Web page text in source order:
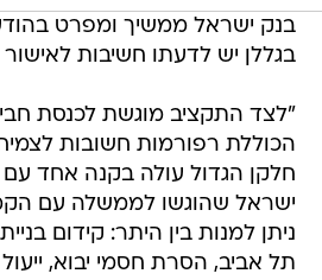
בנק ישראל ממשיך ומפרט
בגללן יש לדעתו חשיבות
"לצד התקציב מוגשת לכנסת
הכוללת רפורמות חשובות
חלקן הגדול עולה בקנה אחד
ישראל שהוגשו לממשלה עם
ניתן למנות בין היתר: קידום
תל אביב, הסרת חסמי יבוא,